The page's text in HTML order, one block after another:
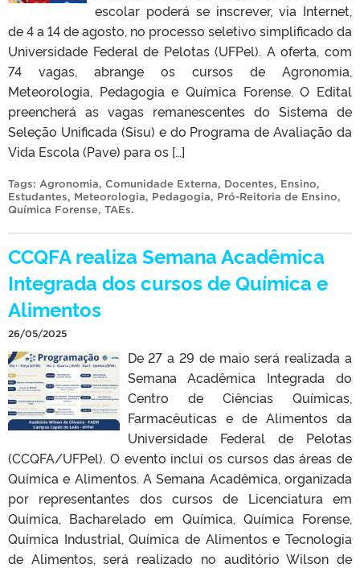
escolar poderá se inscrever, via Internet,
de 4 a 14 de agosto, no processo seletivo simplificado da
Universidade Federal de Pelotas (UFPel). A oferta, com
74 vagas, abrange os cursos de Agronomia,
Meteorologia, Pedagogia e Química Forense. O Edital
preencherá as vagas remanescentes do Sistema de
Seleção Unificada (Sisu) e do Programa de Avaliação da
Vida Escola (Pave) para os […]
Tags: Agronomia, Comunidade Externa, Docentes, Ensino,
Estudantes, Meteorologia, Pedagogia, Pró-Reitoria de Ensino,
Química Forense, TAEs.
CCQFA realiza Semana Acadêmica
Integrada dos cursos de Química e
Alimentos
26/05/2025
De 27 a 29 de maio será realizada a
Semana Acadêmica Integrada do
Centro de Ciências Químicas,
Farmacêuticas e de Alimentos da
Universidade Federal de Pelotas
(CCQFA/UFPel). O evento inclui os cursos das áreas de
Química e Alimentos. A Semana Acadêmica, organizada
por representantes dos cursos de Licenciatura em
Química, Bacharelado em Química, Química Forense,
Química Industrial, Química de Alimentos e Tecnologia
de Alimentos, será realizado no auditório Wilson de